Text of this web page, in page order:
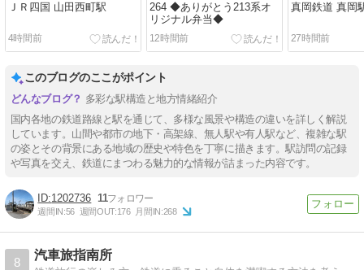
ＪＲ四国 山田西町駅
4時間前
264 ◆ありがとう213系オ
リジナル弁当◆
12時間前
真岡鉄道 真岡
27時間前
このブログのここがポイント
多彩な駅構造と地方情緒紹介
国内各地の鉄道路線と駅を通じて、多様な風景や構造の違いを詳しく解説
しています。山間や都市の地下・高架線、無人駅や有人駅など、複雑な駅
の姿とその背景にある地域の歴史や特色を丁寧に描きます。駅訪問の記録
や写真を交え、鉄道にまつわる魅力的な情報が詰まった内容です。
1202736 11
週間IN:56 週間OUT:176 月間IN:268
8
汽車旅指南所